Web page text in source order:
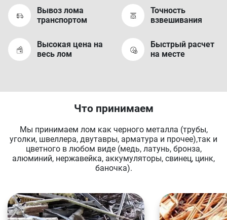
Вывоз лома
транспортом
Точность
взвешивания
Высокая цена на
весь лом
Быстрый расчет
на месте
Что принимаем
Мы принимаем лом как черного металла (трубы,
уголки, швеллера, двутавры, арматура и прочее),так и
цветного в любом виде (медь, латунь, бронза,
алюминий, нержавейка, аккумуляторы, свинец, цинк,
баночка).